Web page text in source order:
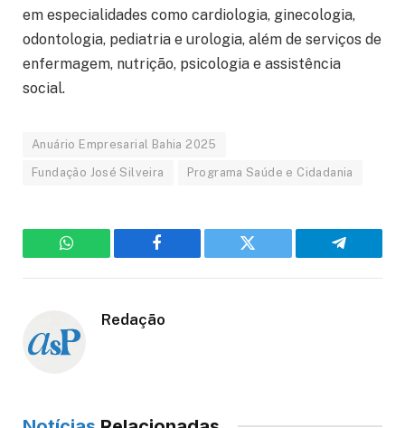
em especialidades como cardiologia, ginecologia,
odontologia, pediatria e urologia, além de serviços de
enfermagem, nutrição, psicologia e assistência
social.
Anuário Empresarial Bahia 2025
Fundação José Silveira Programa Saúde e Cidadania
WhatsApp Facebook Twitter Telegram
Redação